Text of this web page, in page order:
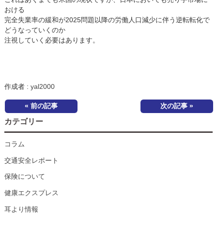
おける
完全失業率の緩和が2025問題以降の労働人口減少に伴う逆転転化で
どうなっていくのか
注視していく必要はあります。
作成者 : yal2000
« 前の記事 次の記事 »
カテゴリー
コラム
交通安全レポート
保険について
健康エクスプレス
耳より情報